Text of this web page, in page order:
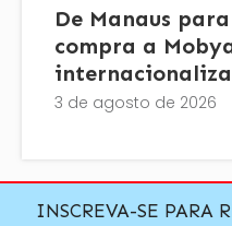
De Manaus
compra a
3 de agosto de 2026
INSCREVA-SE PARA